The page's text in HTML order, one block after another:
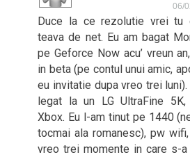
06/
Duce la ce rezolutie vrei tu
teava de net. Eu am bagat
pe Geforce Now acu’ vreun
in beta (pe contul unui amic,
eu invitatie dupa vreo trei
legat la un LG UltraFine
Xbox. Eu l-am tinut pe 1440
tocmai ala romanesc), pw
vreo trei momente in care s-